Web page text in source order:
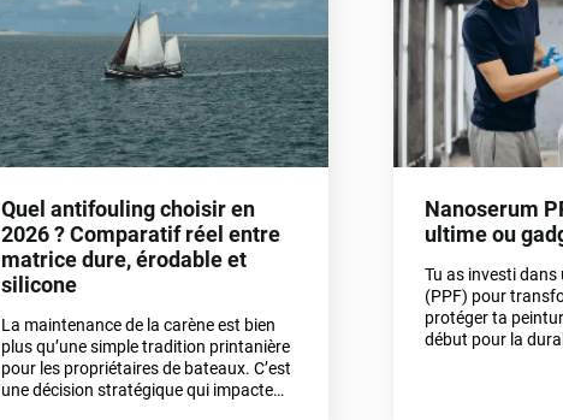
Quel antifouling choisir en
2026 ? Comparatif réel entre
matrice dure, érodable et
silicone
La maintenance de la carène est bien
plus qu’une simple tradition printanière
pour les propriétaires de bateaux. C’est
une décision stratégique qui impacte
Nanoserum
ultime ou
Tu as investi
(PPF) pour
protéger ta
début pour la